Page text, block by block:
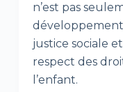
n’est pas
justice sociale
respect des
l’enfant.